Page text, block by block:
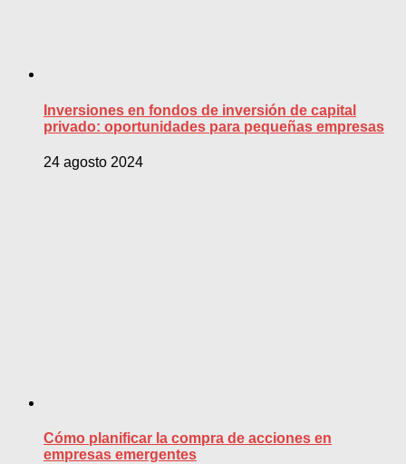
Inversiones en fondos de inversión de capital
privado: oportunidades para pequeñas empresas
24 agosto 2024
Cómo planificar la compra de acciones en
empresas emergentes